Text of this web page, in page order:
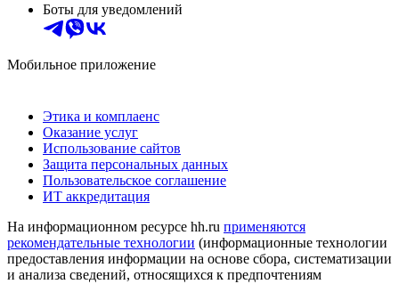
Боты для уведомлений
Мобильное приложение
Этика и комплаенс
Оказание услуг
Использование сайтов
Защита персональных данных
Пользовательское соглашение
ИТ аккредитация
На информационном ресурсе hh.ru применяются
рекомендательные технологии (информационные технологии
предоставления информации на основе сбора, систематизации
и анализа сведений, относящихся к предпочтениям